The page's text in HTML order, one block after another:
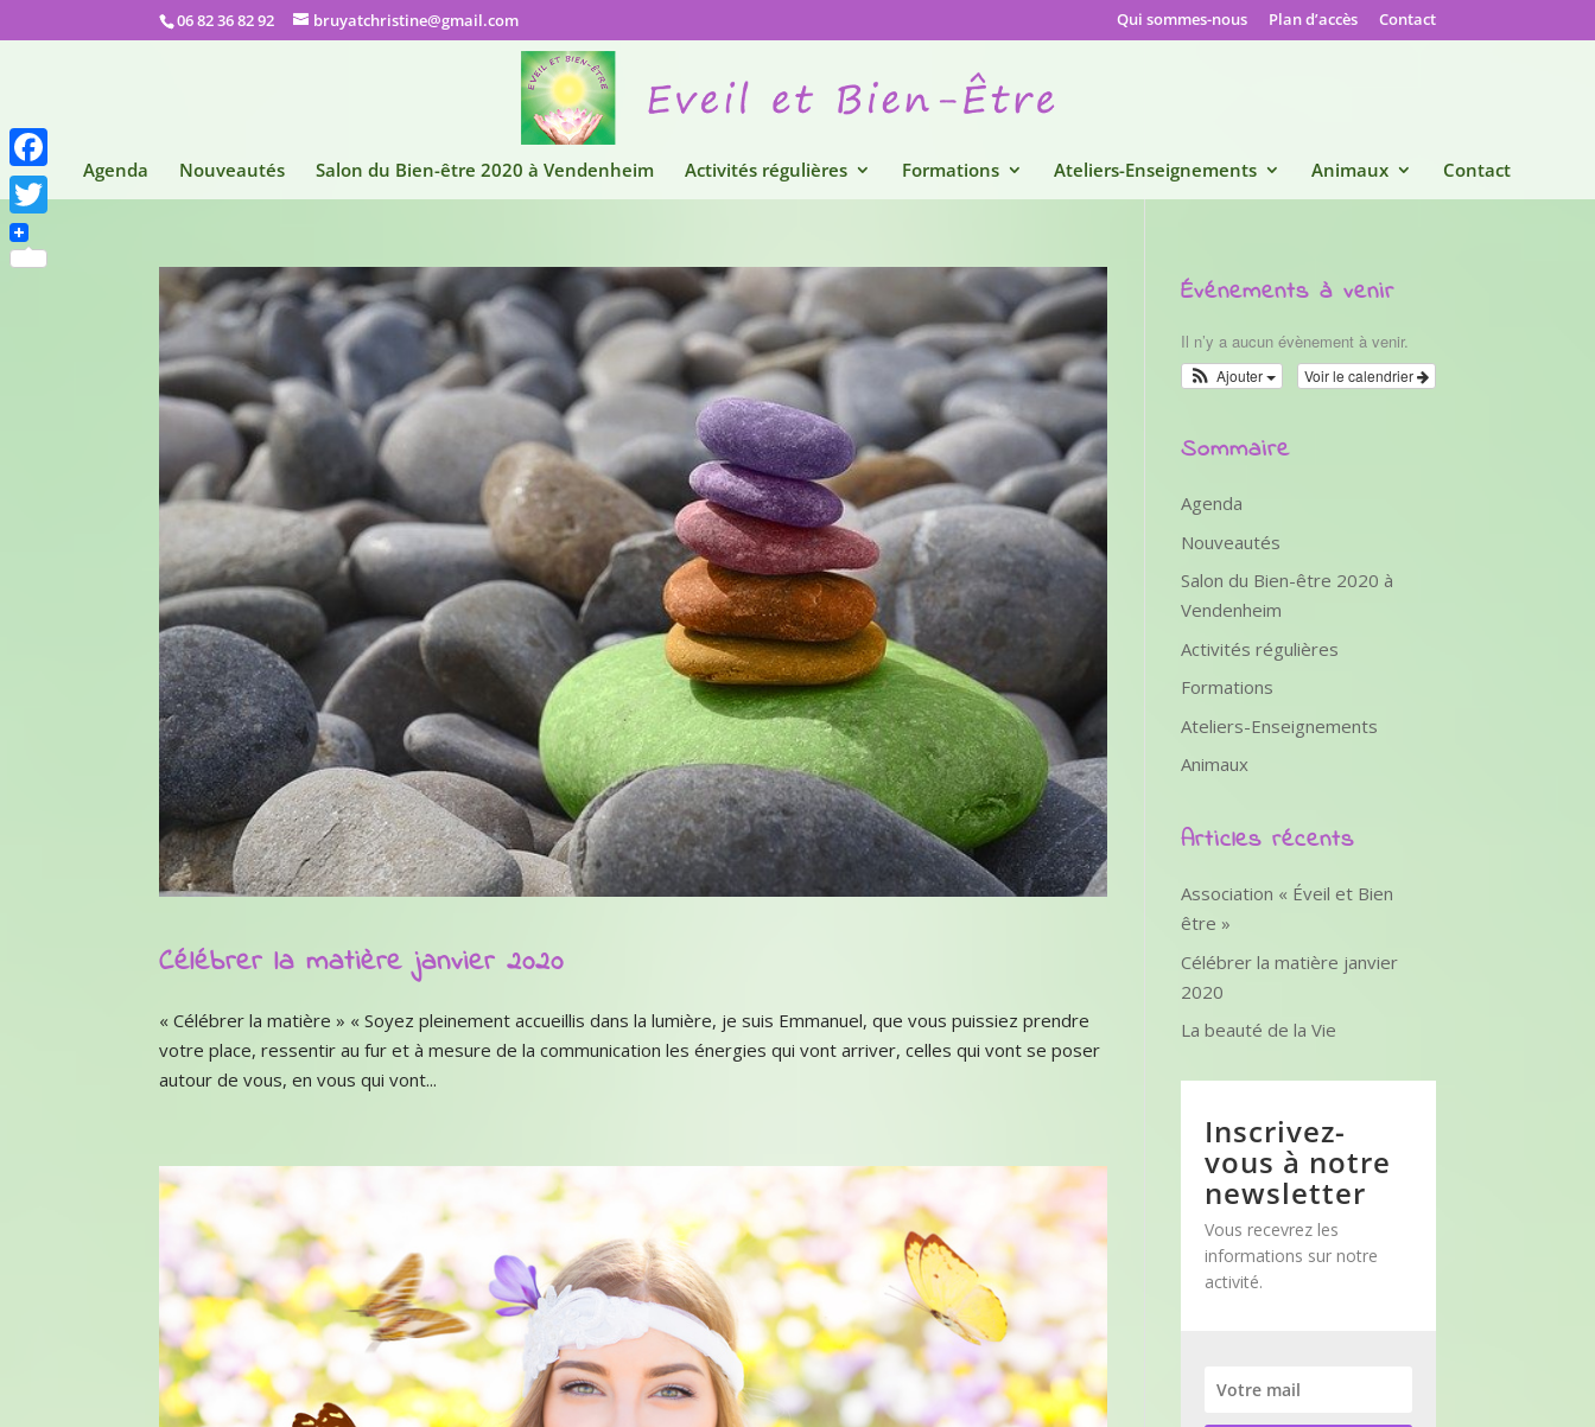
06 82 36 82 92 bruyatchristine@gmail.com Qui sommes-nous Plan d’accès Contact
Agenda Nouveautés Salon du Bien-être 2020 à Vendenheim Activités régulières Formations Ateliers-Enseignements Animaux Contact
Célébrer la matière janvier 2020
« Célébrer la matière » « Soyez pleinement accueillis dans la lumière, je suis Emmanuel, que vous puissiez prendre
votre place, ressentir au fur et à mesure de la communication les énergies qui vont arriver, celles qui vont se poser
autour de vous, en vous qui vont...
Événements à venir
Il n’y a aucun évènement à venir.
Voir le calendrier
Ajouter
Sommaire
Agenda
Nouveautés
Salon du Bien-être 2020 à
Vendenheim
Activités régulières
Formations
Ateliers-Enseignements
Animaux
Articles récents
Association « Éveil et Bien
être »
Célébrer la matière janvier
2020
La beauté de la Vie
Inscrivez-
vous à notre
newsletter
Vous recevrez les
informations sur notre
activité.
Facebook
Twitter